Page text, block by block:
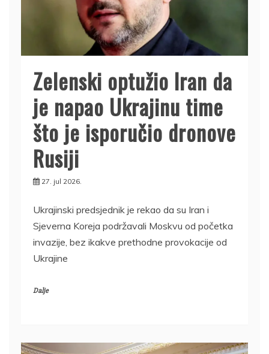
Zelenski optužio Iran da
je napao Ukrajinu time
što je isporučio dronove
Rusiji
27. jul 2026.
Ukrajinski predsjednik je rekao da su Iran i
Sjeverna Koreja podržavali Moskvu od početka
invazije, bez ikakve prethodne provokacije od
Ukrajine
Dalje